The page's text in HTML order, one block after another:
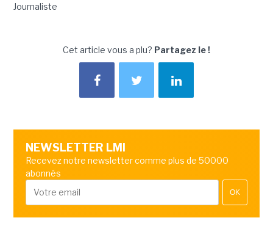
Journaliste
Cet article vous a plu? Partagez le !
NEWSLETTER LMI
Recevez notre newsletter comme plus de 50000
abonnés
OK